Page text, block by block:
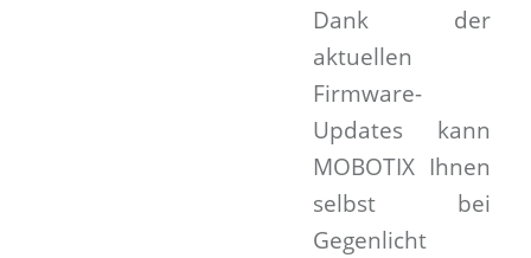
Dank der
aktuellen
Firmware-
Updates kann
MOBOTIX Ihnen
selbst bei
Gegenlicht